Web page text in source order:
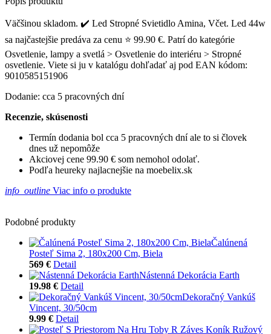
Väčšinou skladom. ✔️ Led Stropné Svietidlo Amina, Včet. Led 44w
sa najčastejšie predáva za cenu ⭐ 99.90 €. Patrí do kategórie
Osvetlenie, lampy a svetlá > Osvetlenie do interiéru > Stropné
osvetlenie. Viete si ju v katalógu dohľadať aj pod EAN kódom:
9010585151906
Dodanie: cca 5 pracovných dní
Recenzie, skúsenosti
Termín dodania bol cca 5 pracovných dní ale to si človek
dnes už nepomôže
Akciovej cene 99.90 € som nemohol odolať.
Podľa heureky najlacnejšie na moebelix.sk
info_outline Viac info o produkte
Podobné produkty
Čalúnená
Posteľ Sima 2, 180x200 Cm, Biela
569 € Detail
Nástenná Dekorácia Earth
19.98 € Detail
Dekoračný Vankúš
Vincent, 30/50cm
9.99 € Detail